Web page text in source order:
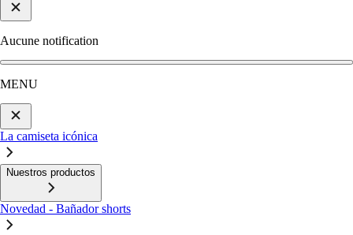
Aucune notification
MENU
La camiseta icónica
Nuestros productos
Novedad - Bañador shorts